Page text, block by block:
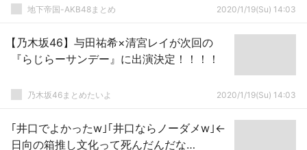
地下帝国-AKB48まとめ 2020/1/19(Su) 14:03
【乃木坂46】与田祐希×清宮レイが次回の
『らじらーサンデー』に出演決定！！！！
乃木坂46まとめたいよ 2020/1/19(Su) 14:03
｢井口でよかったw｣｢井口ならノーダメw｣←
日向の箱推し文化って死んだんだな…